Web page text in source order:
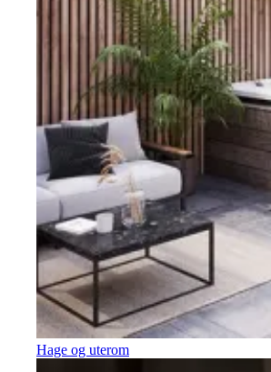
Hage og uterom